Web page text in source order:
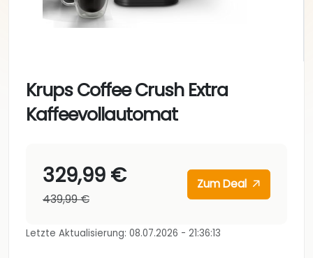
Krups Coffee Crush Extra
Kaffeevollautomat
329,99 €
439,99 €
Zum Deal
Letzte Aktualisierung: 08.07.2026 - 21:36:13